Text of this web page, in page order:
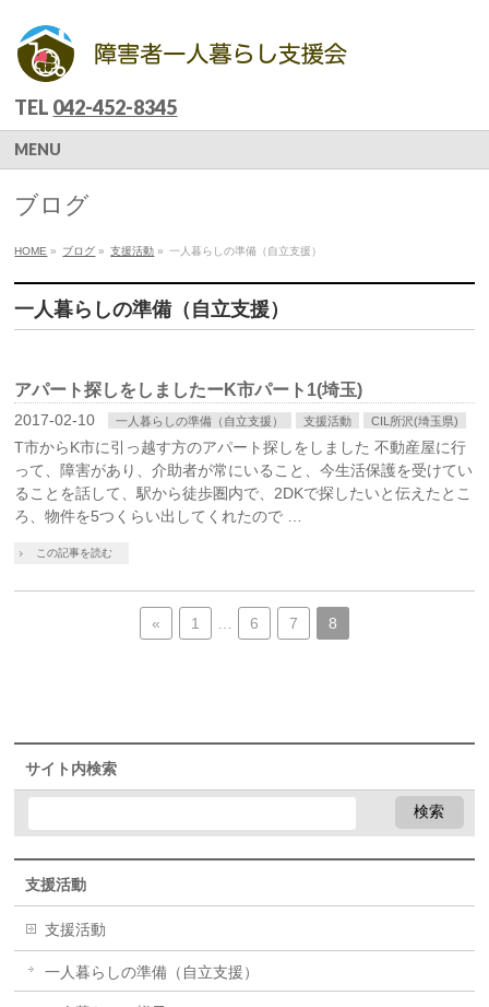
TEL 042-452-8345
MENU
ブログ
HOME » ブログ » 支援活動 » 一人暮らしの準備（自立支援）
一人暮らしの準備（自立支援）
アパート探しをしましたーK市パート1(埼玉)
2017-02-10 一人暮らしの準備（自立支援） 支援活動 CIL所沢(埼玉県)
T市からK市に引っ越す方のアパート探しをしました 不動産屋に行
って、障害があり、介助者が常にいること、今生活保護を受けてい
ることを話して、駅から徒歩圏内で、2DKで探したいと伝えたとこ
ろ、物件を5つくらい出してくれたので …
この記事を読む
« 1 6 7 8
サイト内検索
支援活動
支援活動
一人暮らしの準備（自立支援）